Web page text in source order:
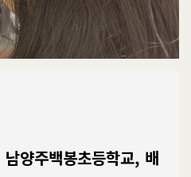
남양주백봉초등학교, 배